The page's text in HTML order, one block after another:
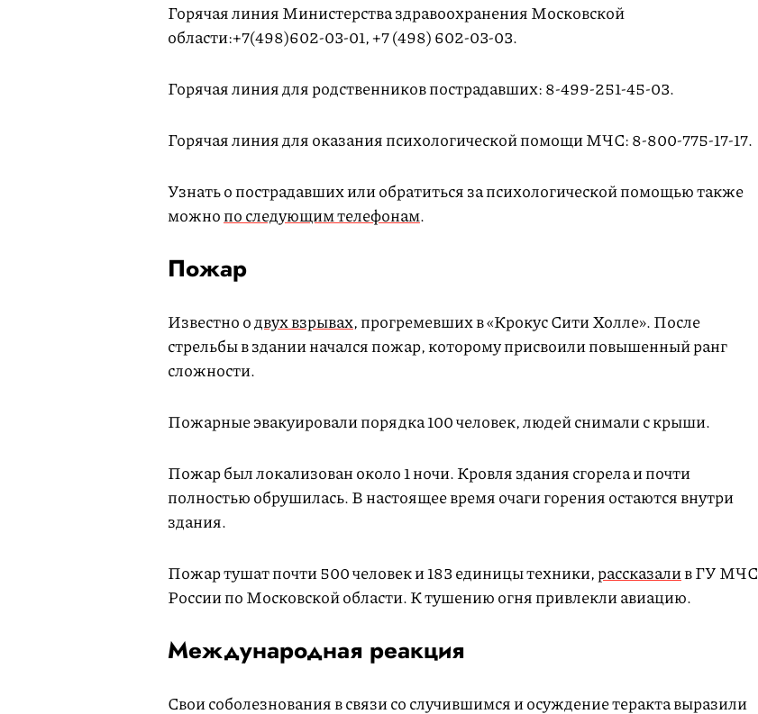
Горячая линия Министерства здравоохранения Московской
области:+7(498)602-03-01, +7 (498) 602-03-03.
Горячая линия для родственников пострадавших: 8-499-251-45-03.
Горячая линия для оказания психологической помощи МЧС: 8-800-775-17-17.
Узнать о пострадавших или обратиться за психологической помощью также
можнопо следующим телефонам.
Пожар
Известно одвух взрывах, прогремевших в «Крокус Сити Холле». После
стрельбы в здании начался пожар, которому присвоили повышенный ранг
сложности.
Пожарные эвакуировали порядка 100 человек, людей снимали с крыши.
Пожар был локализован около 1 ночи. Кровля здания сгорела и почти
полностью обрушилась. В настоящее время очаги горения остаются внутри
здания.
Пожар тушат почти 500 человек и 183 единицы техники,рассказалив ГУ МЧС
России по Московской области. К тушению огня привлекли авиацию.
Международная реакция
Свои соболезнования в связи со случившимся и осуждение теракта выразили